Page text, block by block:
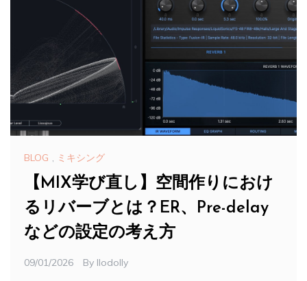
BLOG , ミキシング
【MIX学び直し】空間作りにおけ
るリバーブとは？ER、Pre-delay
などの設定の考え方
09/01/2026 By Ilodolly